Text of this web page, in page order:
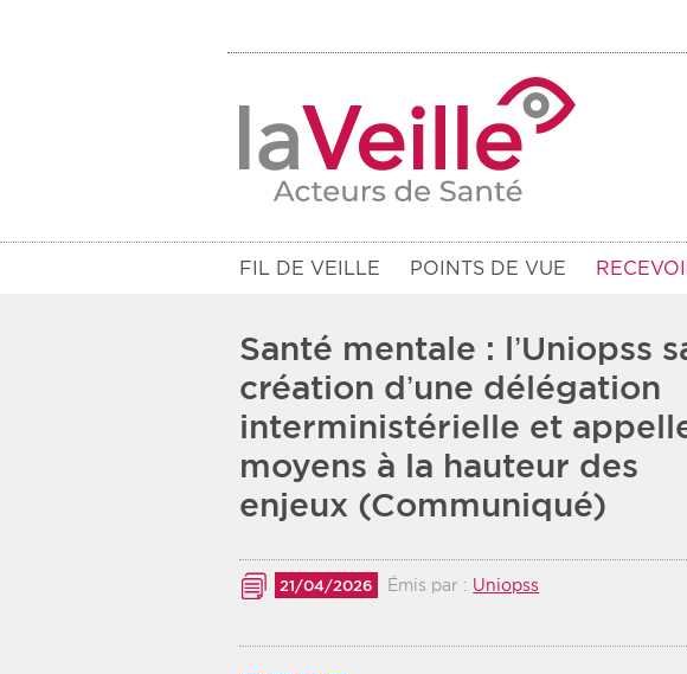
FIL DE VEILLE POINTS DE VUE
Filtres
Rendez-vous des 7 prochains jours
Communiqués des 10 derniers jours
Type
Zone géographique Période
Santé mentale : l’Uniopss
création d’une délégation
interministérielle et
moyens à la hauteur des
enjeux (Communiqué)
21/04/2026 Émis par : Uniopss